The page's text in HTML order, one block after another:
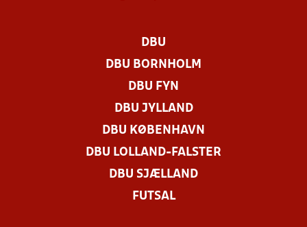
DBU
DBU BORNHOLM
DBU FYN
DBU JYLLAND
DBU KØBENHAVN
DBU LOLLAND-FALSTER
DBU SJÆLLAND
FUTSAL